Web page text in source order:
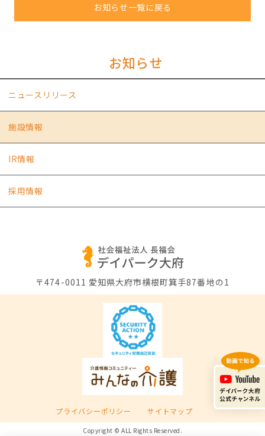
お知らせ一覧に戻る
お知らせ
ニュースリリース
施設情報
IR情報
採用情報
〒474-0011 愛知県大府市横根町箕手87番地の1
プライバシーポリシー サイトマップ
Copyright © ALL Rights Reserved.